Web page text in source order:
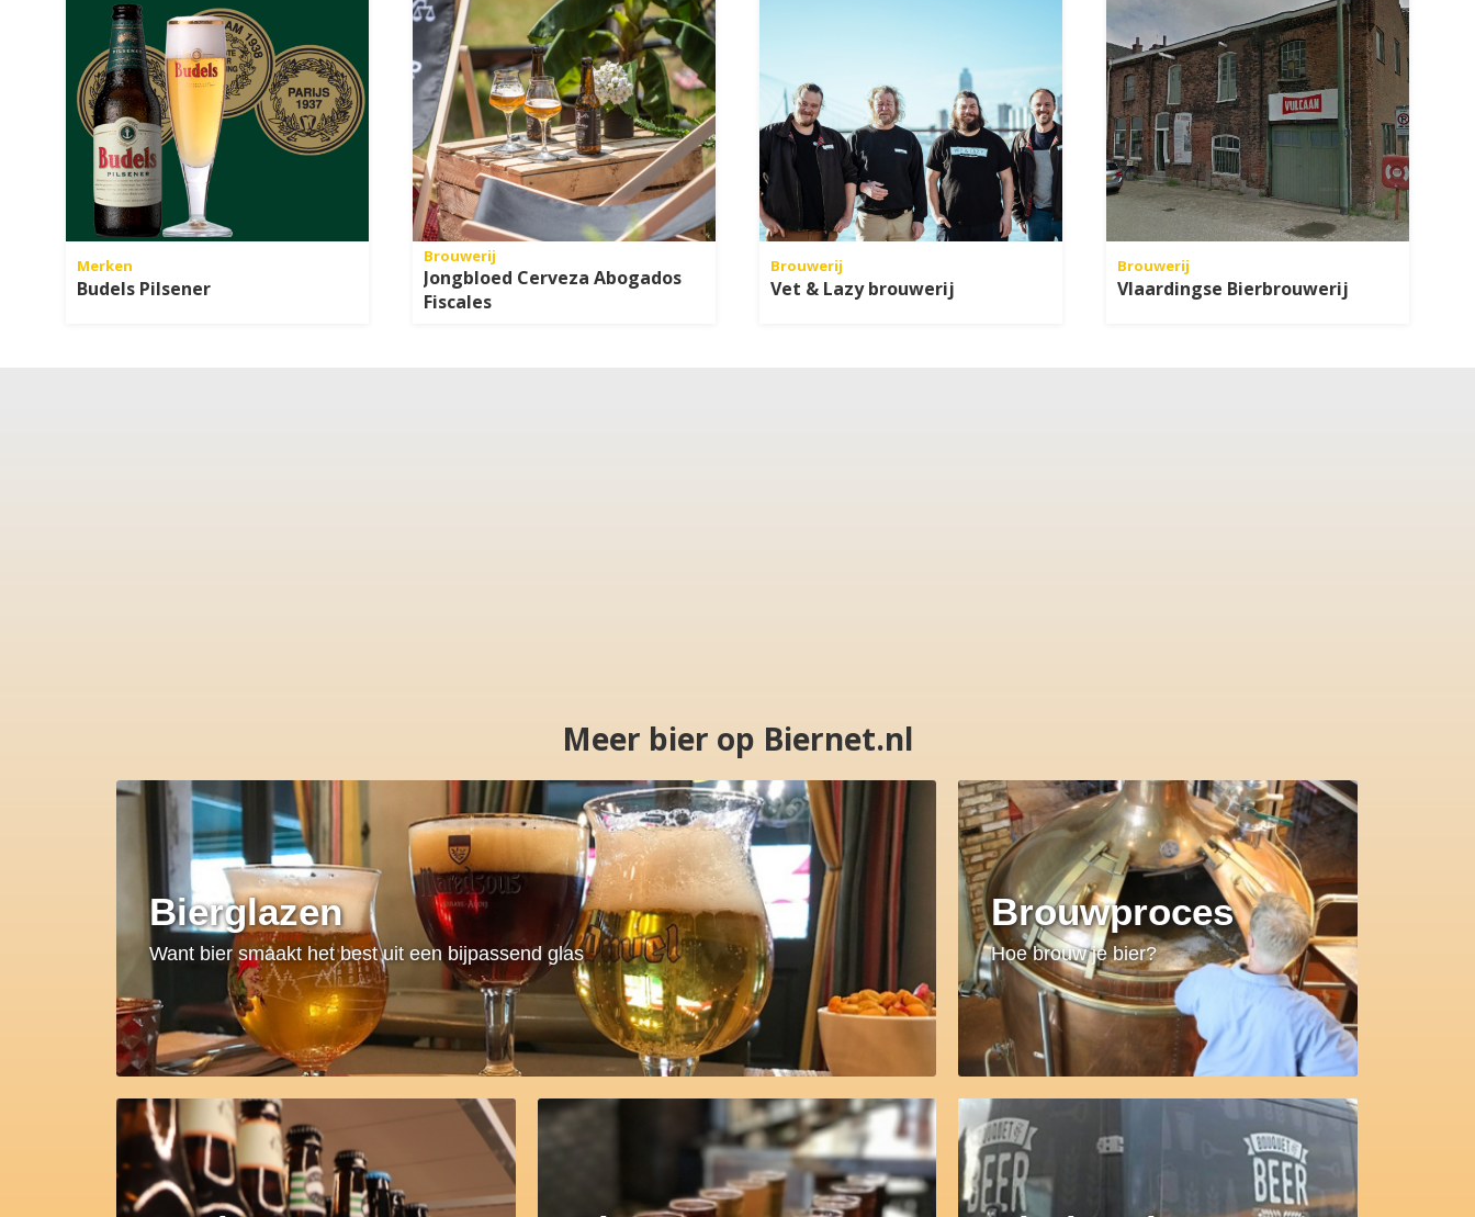
Merken
Budels Pilsener
Brouwerij
Jongbloed Cerveza Abogados
Fiscales
Brouwerij
Vet & Lazy brouwerij
Brouwerij
Vlaardingse Bierbrouwerij
Meer bier op Biernet.nl
Bierglazen
Want bier smaakt het best uit een bijpassend glas
Brouwproces
Hoe brouw je bier?